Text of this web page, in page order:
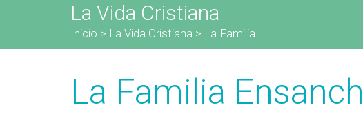
La Vida Cristiana
Inicio > La Vida Cristiana > La Familia
La Familia